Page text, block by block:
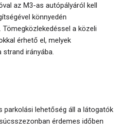
az M3-as autópályáról kell
könnyedén
a közeli
érhető el, melyek
strand irányába.
parkolási lehetőség áll a látogatók
érdemes időben